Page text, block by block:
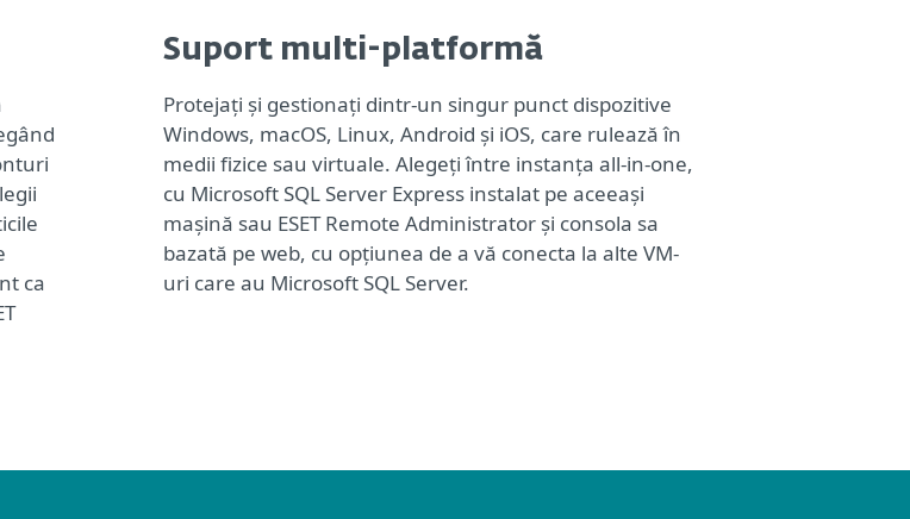
ca
Suport multi-platformă
Protejați și gestionați dintr-un singur punct dispozitive
Windows, macOS, Linux, Android și iOS, care rulează în
medii fizice sau virtuale. Alegeți între instanța all-in-one,
cu Microsoft SQL Server Express instalat pe aceeași
mașină sau ESET Remote Administrator și consola sa
bazată pe web, cu opțiunea de a vă conecta la alte VM-
uri care au Microsoft SQL Server.